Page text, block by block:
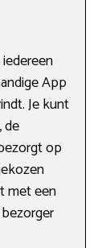
App
Je kunt
de
op
met een